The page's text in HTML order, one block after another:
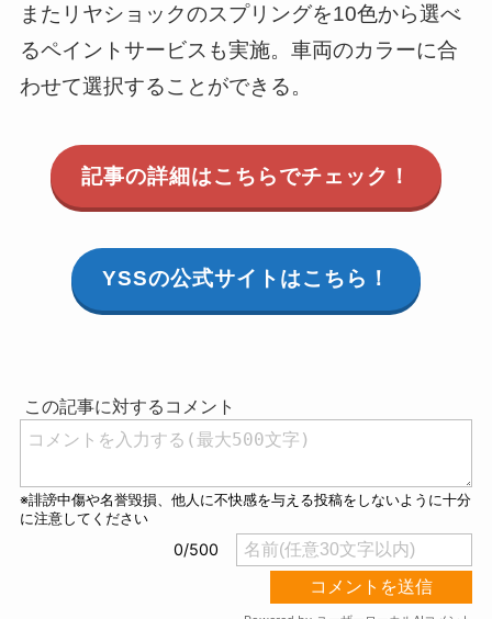
またリヤショックのスプリングを10色から選べ
るペイントサービスも実施。車両のカラーに合
わせて選択することができる。
記事の詳細はこちらでチェック！
YSSの公式サイトはこちら！